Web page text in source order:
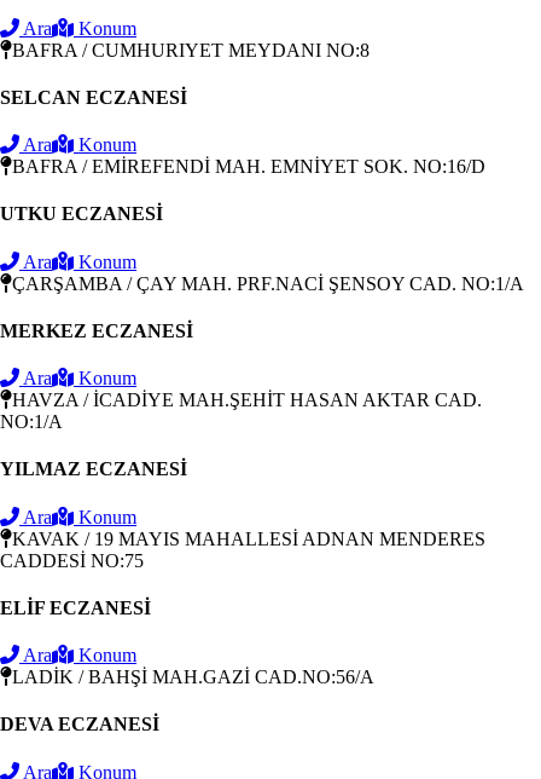
Ara
Konum
BAFRA / CUMHURIYET MEYDANI NO:8
SELCAN ECZANESİ
Ara
Konum
BAFRA / EMİREFENDİ MAH. EMNİYET SOK. NO:16/D
UTKU ECZANESİ
Ara
Konum
ÇARŞAMBA / ÇAY MAH. PRF.NACİ ŞENSOY CAD. NO:1/A
MERKEZ ECZANESİ
Ara
Konum
HAVZA / İCADİYE MAH.ŞEHİT HASAN AKTAR CAD.
NO:1/A
YILMAZ ECZANESİ
Ara
Konum
KAVAK / 19 MAYIS MAHALLESİ ADNAN MENDERES
CADDESİ NO:75
ELİF ECZANESİ
Ara
Konum
LADİK / BAHŞİ MAH.GAZİ CAD.NO:56/A
DEVA ECZANESİ
Ara
Konum